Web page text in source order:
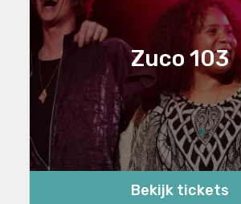
Zuco 103
Bekijk tickets